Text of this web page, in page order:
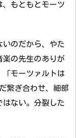
もともとモーツ
のだから、やた
楽の先生のありが
「モーツァルトは
繋ぎ合わせ、細部
ない。分裂した